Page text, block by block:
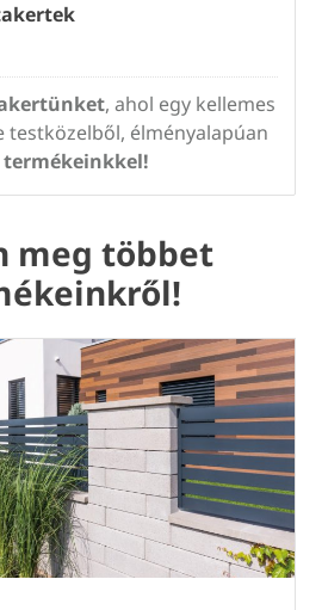
, ahol egy kellemes
testközelből, élményalapúan
meg többet